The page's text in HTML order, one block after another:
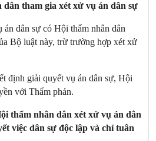
tham gia xét xử vụ án dân sự
dân sự có Hội thẩm nhân dân
Bộ luật này, trừ trường hợp xét xử
định giải quyết vụ án dân sự, Hội
với Thẩm phán.
thẩm nhân dân xét xử vụ án dân
việc dân sự độc lập và chỉ tuân